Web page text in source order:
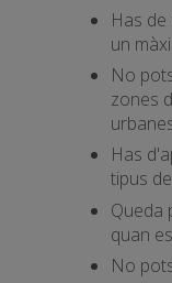
Has
un
No
zones
Has
tipus
Queda
quan
No